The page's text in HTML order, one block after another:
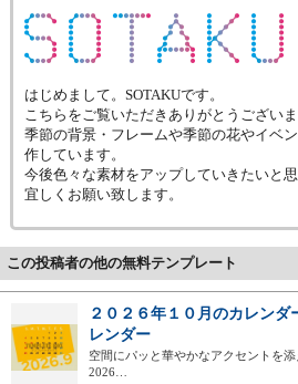
はじめまして。SOTAKUです。
こちらをご覧いただきありがとうございま
季節の背景・フレームや季節の花やイベ
作しています。
今後色々な素材をアップしていきたいと思
宜しくお願い致します。
この投稿者の他の無料テンプレート
２０２６年１０月のカレンダ
レンダー
空間にパッと華やかなアクセントを
2026…